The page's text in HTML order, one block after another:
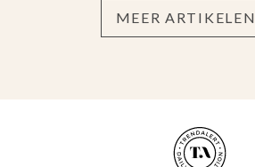
MEER ARTIKELEN